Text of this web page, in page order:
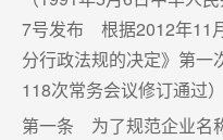
7号发布 根据2012年11
分行政法规的决定》第一
118次常务会议修订通过）
第一条 为了规范企业名